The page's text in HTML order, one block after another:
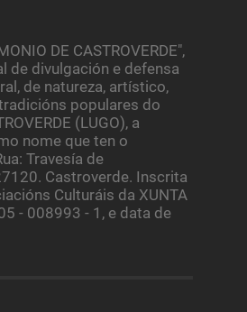
DE CASTROVERDE",
de divulgación e defensa
de natureza, artístico,
populares do
(LUGO), a
nome que ten o
Travesía de
Castroverde. Inscrita
Culturáis da XUNTA
- 008993 - 1, e data de